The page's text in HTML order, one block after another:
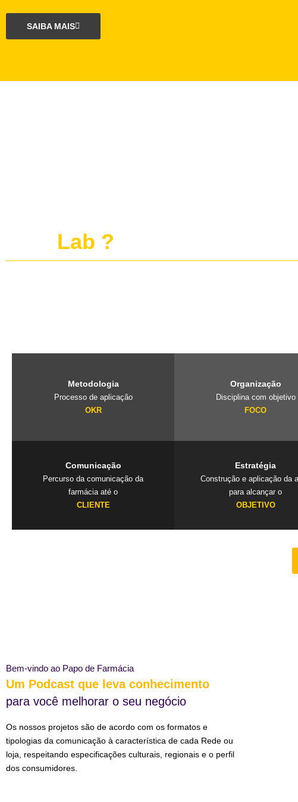
SAIBA MAIS
Lab ?
Metodologia
Processo de aplicação
OKR
Organização
Disciplina com objetivo
FOCO
Comunicação
Percurso da comunicação da
farmácia até o
CLIENTE
Estratégia
Construção e aplicação da
para alcançar o
OBJETIVO
Bem-vindo ao Papo de Farmácia
Um Podcast que leva conhecimento
para você melhorar o seu negócio
Os nossos projetos são de acordo com os formatos e
tipologias da comunicação à característica de cada Rede ou
loja, respeitando especificações culturais, regionais e o perfil
dos consumidores.